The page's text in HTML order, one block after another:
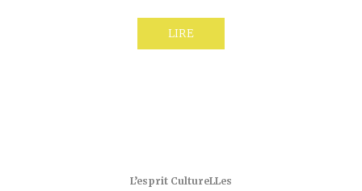
LIRE
L’esprit CultureLLes